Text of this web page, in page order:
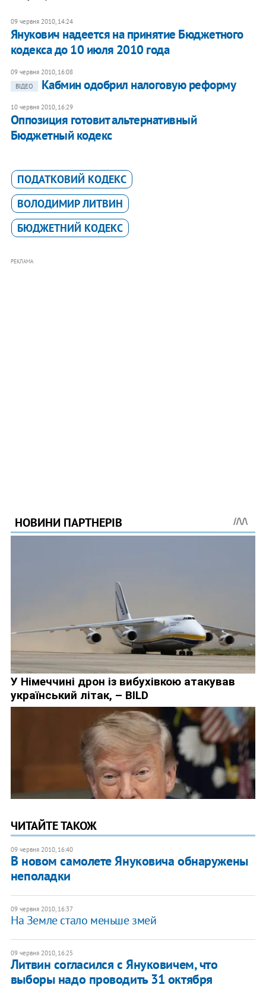
09 червня 2010, 14:24
Янукович надеется на принятие Бюджетного
кодекса до 10 июля 2010 года
09 червня 2010, 16:08
ВІДЕО
Кабмин одобрил налоговую реформу
10 червня 2010, 16:29
Оппозиция готовит альтернативный
Бюджетный кодекс
ПОДАТКОВИЙ КОДЕКС
ВОЛОДИМИР ЛИТВИН
БЮДЖЕТНИЙ КОДЕКС
РЕКЛАМА
ЧИТАЙТЕ ТАКОЖ
09 червня 2010, 16:40
В новом самолете Януковича обнаружены
неполадки
09 червня 2010, 16:37
На Земле стало меньше змей
09 червня 2010, 16:25
Литвин согласился с Януковичем, что
выборы надо проводить 31 октября